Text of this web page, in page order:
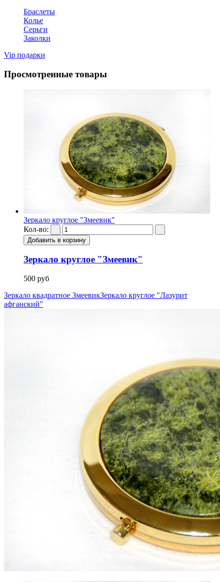
Браслеты
Колье
Серьги
Заколки
Vip подарки
Просмотренные товары
Зеркало круглое "Змеевик"
Кол-во:
Зеркало круглое "Змеевик"
500 руб
Зеркало квадратное ЗмеевикЗеркало круглое "Лазурит
афганский"